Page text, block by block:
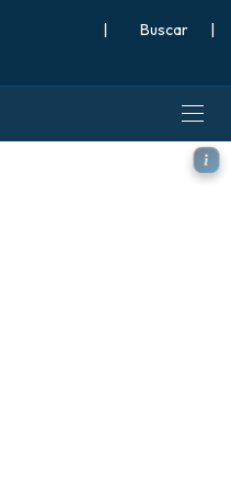
| |